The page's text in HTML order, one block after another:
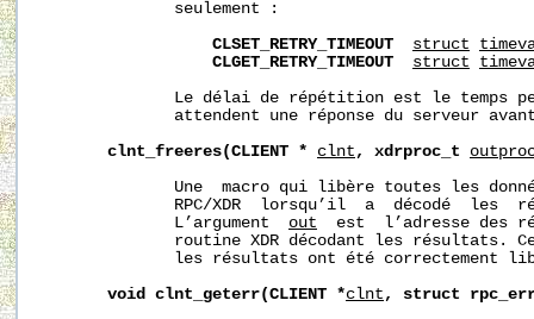
              seulement :
CLSET_RETRY_TIMEOUT
struct
CLGET_RETRY_TIMEOUT
struct
Le délai de répétition est le temps
attendent une réponse du serveur
clnt_freeres(CLIENT * clnt , xdrproc_t
Une  macro qui libère toutes les
RPC/XDR  lorsqu’il  a  décodé  les
              L’argument
out
est  l’adresse des
routine XDR décodant les résultats.
les résultats ont été correctement
void
clnt_geterr(CLIENT *clnt , struct